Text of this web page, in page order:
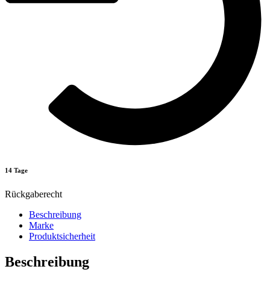
14 Tage
Rückgaberecht
Beschreibung
Marke
Produktsicherheit
Beschreibung